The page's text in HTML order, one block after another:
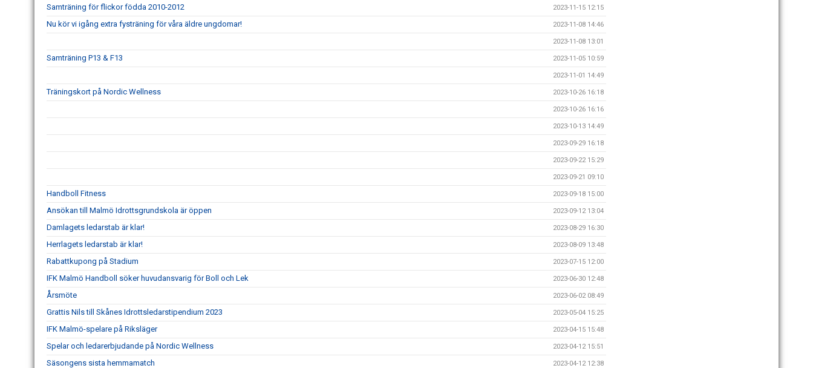
Samträning för flickor födda 2010-2012 2023-11-15 12:15
Nu kör vi igång extra fysträning för våra äldre ungdomar! 2023-11-08 14:46
2023-11-08 13:01
Samträning P13 & F13 2023-11-05 10:59
2023-11-01 14:49
Träningskort på Nordic Wellness 2023-10-26 16:18
2023-10-26 16:16
2023-10-13 14:49
2023-09-29 16:18
2023-09-22 15:29
2023-09-21 09:10
Handboll Fitness 2023-09-18 15:00
Ansökan till Malmö Idrottsgrundskola är öppen 2023-09-12 13:04
Damlagets ledarstab är klar! 2023-08-29 16:30
Herrlagets ledarstab är klar! 2023-08-09 13:48
Rabattkupong på Stadium 2023-07-15 12:00
IFK Malmö Handboll söker huvudansvarig för Boll och Lek 2023-06-30 12:48
Årsmöte 2023-06-02 08:49
Grattis Nils till Skånes Idrottsledarstipendium 2023 2023-05-04 15:25
IFK Malmö-spelare på Riksläger 2023-04-15 15:48
Spelar och ledarerbjudande på Nordic Wellness 2023-04-12 15:51
Säsongens sista hemmamatch 2023-04-12 12:38